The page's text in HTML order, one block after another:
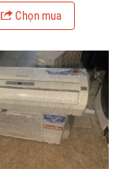
Chọn mua